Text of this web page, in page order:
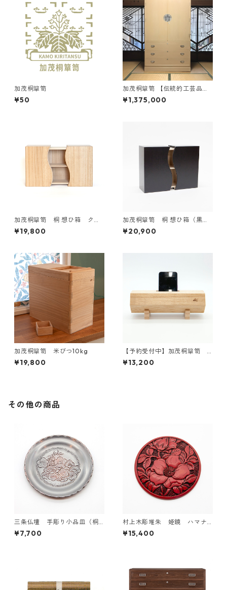
加茂桐簞笥
¥50
加茂桐簞笥 【伝統的工芸品】
総桐着物箪笥 七宝 下三大
洋（衣装盆7枚 小引き2杯）
¥1,375,000
加茂桐簞笥 桐 想ひ箱 クリ
ア（木地）
¥19,800
加茂桐簞笥 桐 想ひ箱（黒／
紅）
¥20,900
加茂桐簞笥 米びつ10kg
¥19,800
【予約受付中】加茂桐簞笥
桐エコスピーカー 組子付
（木地）
¥13,200
その他の商品
三条仏壇 手彫り小品皿（桐
箱入）絵柄10種あり
¥7,700
村上木彫堆朱 姫鏡 ハマナ
ス 地紋入り
¥15,400